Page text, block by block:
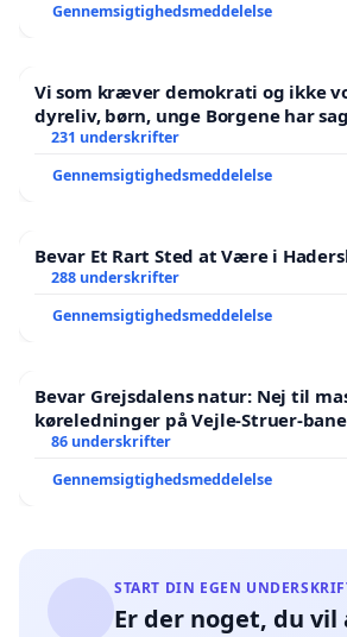
Gennemsigtighedsmeddelelse
Vi som kræver demokrati og ikke
dyreliv, børn, unge Borgene har
Der er
231 underskrifter
Gennemsigtighedsmeddelelse
Bevar Et Rart Sted at Være i
288 underskrifter
Gennemsigtighedsmeddelelse
Bevar Grejsdalens natur: Nej til
køreledninger på Vejle-Struer-
86 underskrifter
Gennemsigtighedsmeddelelse
START DIN EGEN
Er der noget, du